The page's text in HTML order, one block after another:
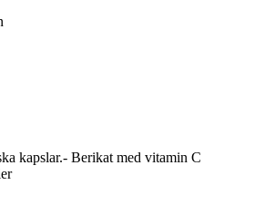
kapslar.- Berikat med vitamin C